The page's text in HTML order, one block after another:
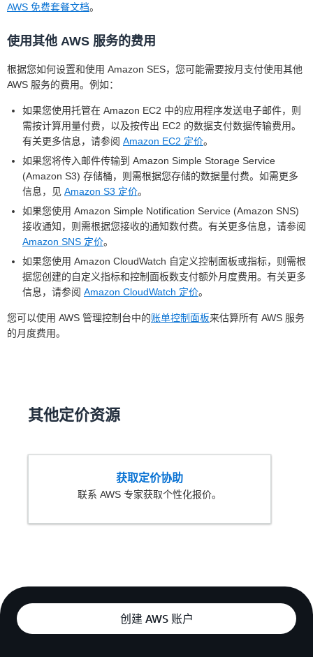
虚拟可交付
SES 可交付
性
费用 + 查询费
万–1 亿封），0.02
亿封）。查询：
0.0005 USD/1000
次查询（每月前
5000 次查询免费）
虚拟可交付
性管理器 –
全球可交付
性
域收费。包含 5 个
域、12 个 IP 地址
部分费用：$25/
域，$12.50/IP，
$10/种子列表测
试。
Mail
封电子邮件
USD/1000 人收
Trend Micro 病毒
扫描：0.1875
USD/1000 封电
交付性
VDM — 全球可
交付性
固定费用
专用 IP - 托管
15 USD/月 + 200 万 ×
175.00
全局端点
200 万 × 0.03
USD/1000
60.00
USD
Mail Manager –
电子邮件处理
500000 × 0.15
USD/1000
75.00
USD
Mail Manager –
邮件区块
256KB × 0.09
USD/1000
5.62
USD
Mail Manager –
开放式入口端点
1 × 50 USD/月
50.00
USD
每月总费用
USD
AWS 免费套餐文档。
使用其他 AWS 服务的费用
根据您如何设置和使用 Amazon SES，您可能需要按月支付使用其他
AWS 服务的费用。例如：
如果您使用托管在 Amazon EC2 中的应用程序发送电子邮件，则
需按计算用量付费，以及按传出 EC2 的数据支付数据传输费用。
有关更多信息，请参阅 Amazon EC2 定价。
如果您将传入邮件传输到 Amazon Simple Storage Service
(Amazon S3) 存储桶，则需根据您存储的数据量付费。如需更多
信息，见 Amazon S3 定价。
如果您使用 Amazon Simple Notification Service (Amazon SNS)
接收通知，则需根据您接收的通知数付费。有关更多信息，请参阅
Amazon SNS 定价。
如果您使用 Amazon CloudWatch 自定义控制面板或指标，则需根
据您创建的自定义指标和控制面板数支付额外月度费用。有关更多
信息，请参阅 Amazon CloudWatch 定价。
您可以使用 AWS 管理控制台中的账单控制面板来估算所有 AWS 服务
的月度费用。
其他定价资源
获取定价协助
联系 AWS 专家获取个性化报价。
创建 AWS 账户